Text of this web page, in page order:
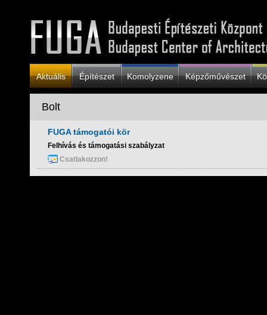
Aktuális Építészet Komolyzene Képzőművészet
Bolt
FUGA támogatói kör
Felhívás és támogatási szabályzat
Csatlakozzon!